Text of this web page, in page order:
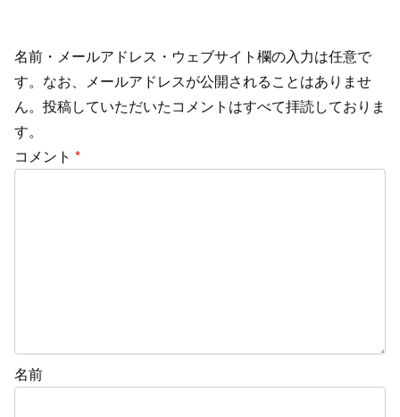
名前・メールアドレス・ウェブサイト欄の入力は任意で
す。なお、メールアドレスが公開されることはありませ
ん。投稿していただいたコメントはすべて拝読しておりま
す。
コメント *
名前